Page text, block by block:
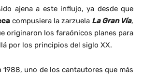
ajena a este influjo, ya desde que
compusiera la zarzuela La Gran Vía,
originaron los faraónicos planes para
por los principios del siglo XX.
1988, uno de los cantautores que más